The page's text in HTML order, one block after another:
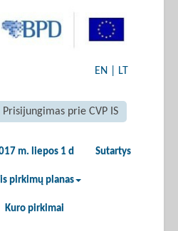
EN LT
Prisijungimas prie CVP IS
m. liepos 1 d Sutartys
pirkimų planas
Kuro pirkimai